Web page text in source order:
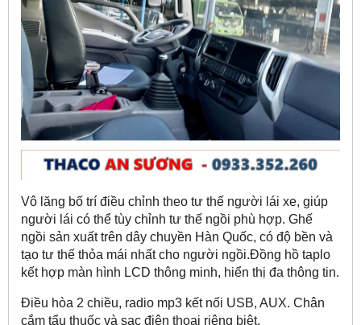
Vô lăng bố trí điều chỉnh theo tư thế người lái xe, giúp
người lái có thể tùy chỉnh tư thế ngồi phù hợp. Ghế
ngồi sản xuất trên dây chuyền Hàn Quốc, có độ bền và
tạo tư thế thỏa mái nhất cho người ngồi.Đồng hồ taplo
kết hợp màn hình LCD thông minh, hiển thị đa thông tin.
Điều hòa 2 chiều, radio mp3 kết nối USB, AUX. Chân
cắm tẩu thuốc và sạc điện thoại riêng biệt.